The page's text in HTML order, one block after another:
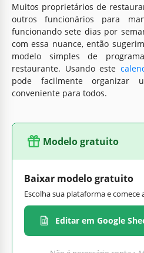
Muitos proprietários de
outros funcionários para
funcionando sete dias por
com essa nuance, então
modelo simples de
restaurante. Usando este
pode facilmente organizar
conveniente para todos.
Modelo gratuito
Baixar modelo gratuito
Escolha sua plataforma e
Editar em Google